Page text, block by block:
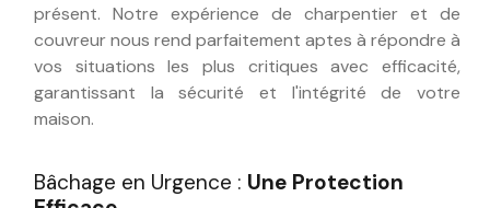
présent. Notre expérience de charpentier et de
couvreur nous rend parfaitement aptes à répondre à
vos situations les plus critiques avec efficacité,
garantissant la sécurité et l'intégrité de votre
maison.
Bâchage en Urgence : Une Protection